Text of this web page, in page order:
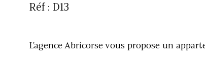
Réf : D13
L'agence Abricorse vous propose un